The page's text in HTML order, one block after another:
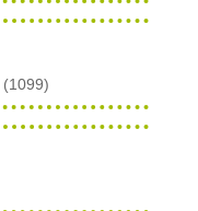
(1099)